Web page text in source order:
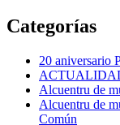
Categorías
20 aniversario
Alcuentru de
Alcuentru de
Común